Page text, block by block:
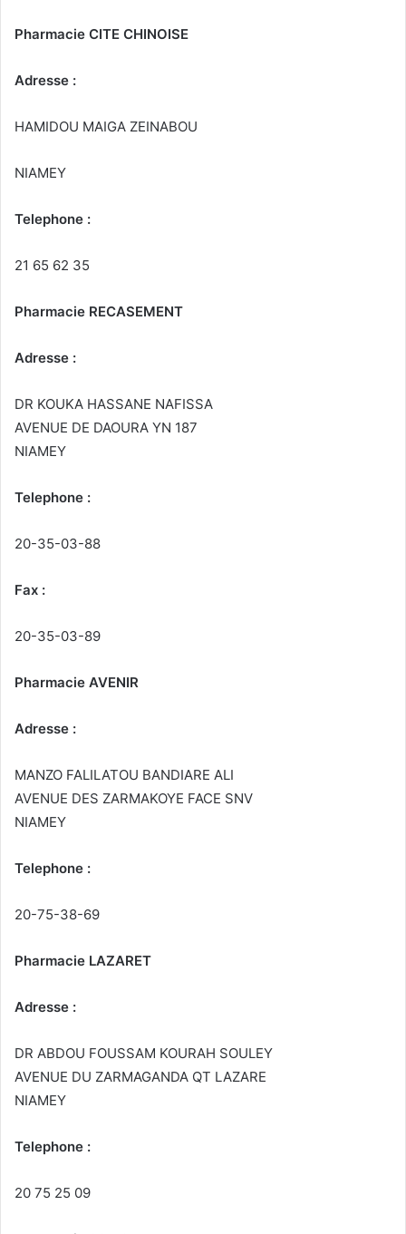
Pharmacie CITE CHINOISE
Adresse :
HAMIDOU MAIGA ZEINABOU
NIAMEY
Telephone :
21 65 62 35
Pharmacie RECASEMENT
Adresse :
DR KOUKA HASSANE NAFISSA
AVENUE DE DAOURA YN 187
NIAMEY
Telephone :
20-35-03-88
Fax :
20-35-03-89
Pharmacie AVENIR
Adresse :
MANZO FALILATOU BANDIARE ALI
AVENUE DES ZARMAKOYE FACE SNV
NIAMEY
Telephone :
20-75-38-69
Pharmacie LAZARET
Adresse :
DR ABDOU FOUSSAM KOURAH SOULEY
AVENUE DU ZARMAGANDA QT LAZARE
NIAMEY
Telephone :
20 75 25 09